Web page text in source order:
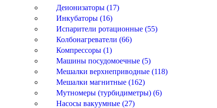
Деионизаторы (17)
Инкубаторы (16)
Испарители ротационные (55)
Колбонагреватели (66)
Компрессоры (1)
Машины посудомоечные (5)
Мешалки верхнеприводные (118)
Мешалки магнитные (162)
Мутномеры (турбидиметры) (6)
Насосы вакуумные (27)